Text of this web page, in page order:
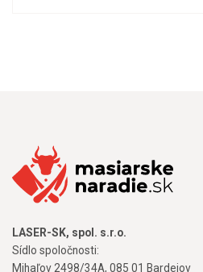
LASER-SK, spol. s.r.o.
Sídlo spoločnosti:
Mihaľov 2498/34A, 085 01 Bardejov